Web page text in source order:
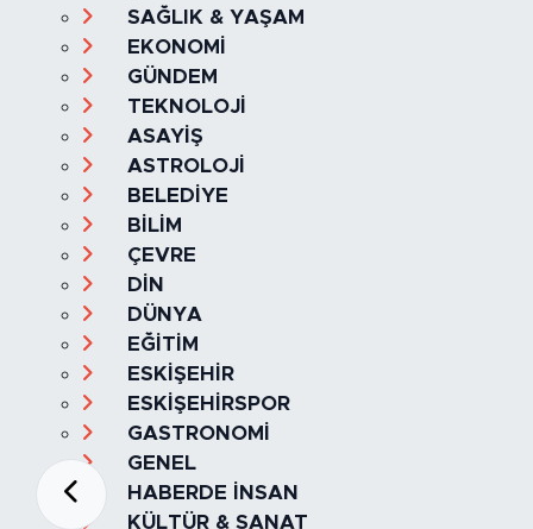
SAĞLIK & YAŞAM
EKONOMİ
GÜNDEM
TEKNOLOJİ
ASAYİŞ
ASTROLOJİ
BELEDİYE
BİLİM
ÇEVRE
DİN
DÜNYA
EĞİTİM
ESKİŞEHİR
ESKİŞEHİRSPOR
GASTRONOMİ
GENEL
HABERDE İNSAN
KÜLTÜR & SANAT